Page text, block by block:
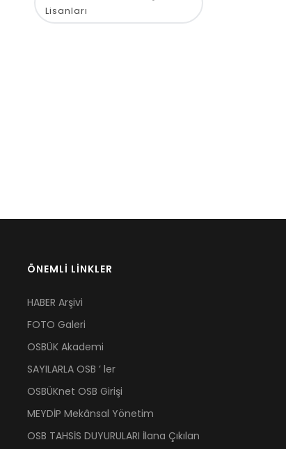
Lisanları
ÖNEMLİ LİNKLER
HABER Arşivi
FOTO Galeri
OSBÜK Akademi
SAYILARLA OSB ’ ler
OSBÜKnet OSB Girişi
MEYDİP Mekânsal Yönetim
OSB TAHSİS DUYURULARI İlana Çıkılan